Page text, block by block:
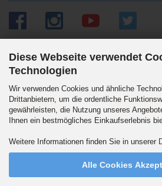
Diese Webseite verwendet
Technologien
Wir verwenden Cookies und ähnliche
Drittanbietern, um die ordentliche
gewährleisten, die Nutzung unseres
Ihnen ein bestmögliches Einkaufserlebnis
Weitere Informationen finden Sie in unserer
Alle Cookies
Versandpartner
Wir versenden auch an Packstationen. DHL Standard